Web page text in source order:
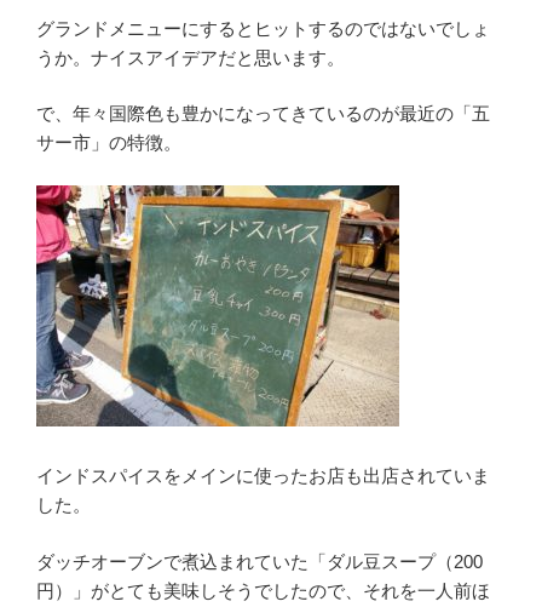
グランドメニューにするとヒットするのではないでしょ
うか。ナイスアイデアだと思います。
で、年々国際色も豊かになってきているのが最近の「五
サー市」の特徴。
インドスパイスをメインに使ったお店も出店されていま
した。
ダッチオーブンで煮込まれていた「ダル豆スープ（200
円）」がとても美味しそうでしたので、それを一人前ほ